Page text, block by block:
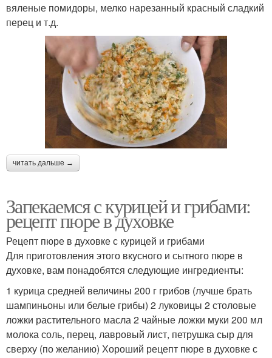
вяленые помидоры, мелко нарезанный красный сладкий
перец и т.д.
читать дальше →
Запекаемся с курицей и грибами:
рецепт пюре в духовке
Рецепт пюре в духовке с курицей и грибами
Для приготовления этого вкусного и сытного пюре в
духовке, вам понадобятся следующие ингредиенты:
1 курица средней величины 200 г грибов (лучше брать
шампиньоны или белые грибы) 2 луковицы 2 столовые
ложки растительного масла 2 чайные ложки муки 200 мл
молока соль, перец, лавровый лист, петрушка сыр для
сверху (по желанию) Хороший рецепт пюре в духовке с